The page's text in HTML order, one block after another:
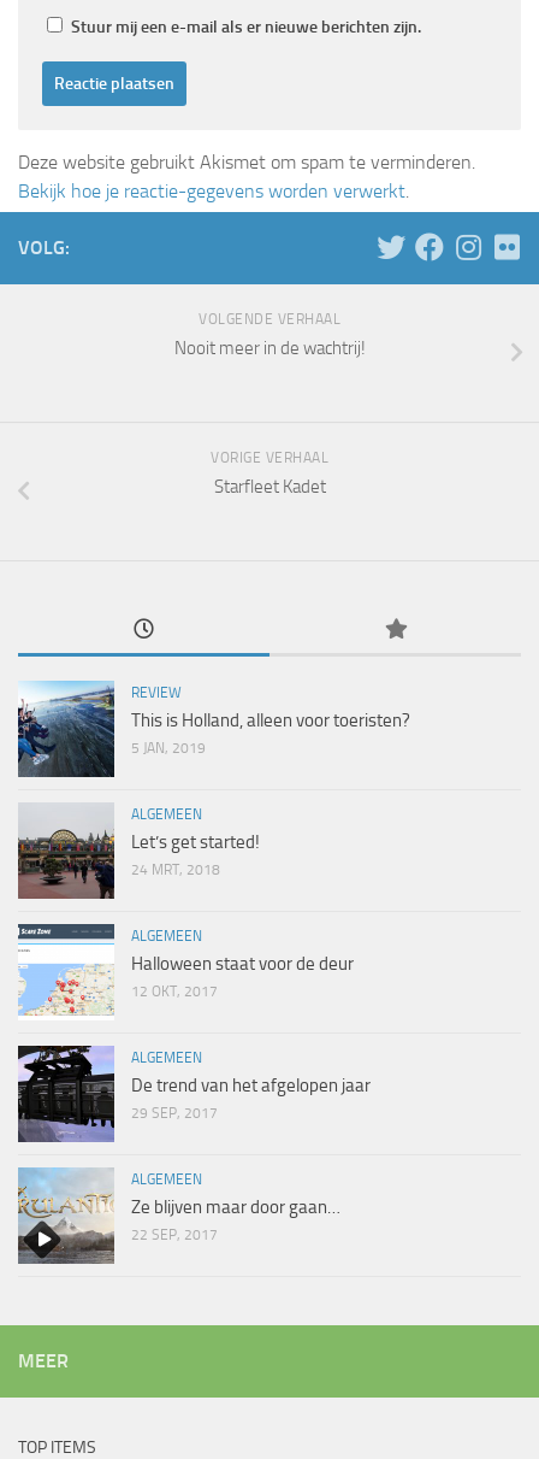
Stuur mij een e-mail als er nieuwe berichten zijn.
Deze website gebruikt Akismet om spam te verminderen.
Bekijk hoe je reactie-gegevens worden verwerkt
VOLG:
VOLGENDE VERHAAL
Nooit meer in de wachtrij!
VORIGE VERHAAL
Starfleet Kadet
REVIEW
This is Holland, alleen voor toeristen?
5 JAN, 2019
ALGEMEEN
Let’s get started!
24 MRT, 2018
ALGEMEEN
Halloween staat voor de deur
12 OKT, 2017
ALGEMEEN
De trend van het afgelopen jaar
29 SEP, 2017
ALGEMEEN
Ze blijven maar door gaan…
22 SEP, 2017
MEER
TOP ITEMS